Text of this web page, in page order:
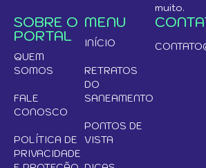
muito.
SOBRE O
PORTAL
QUEM
SOMOS
FALE
CONOSCO
POLÍTICA DE
PRIVACIDADE
MENU
INÍCIO
RETRATOS
DO
SANEAMENTO
PONTOS DE
VISTA